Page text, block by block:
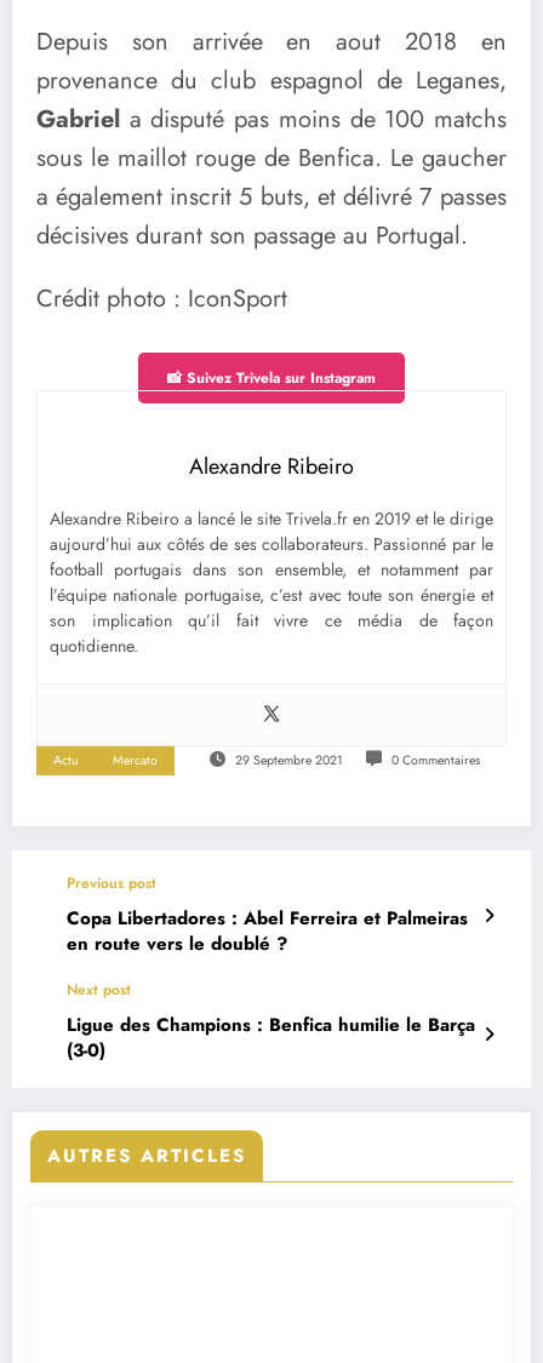
Depuis son arrivée en aout 2018 en
provenance du club espagnol de Leganes,
Gabriel a disputé pas moins de 100 matchs
sous le maillot rouge de Benfica. Le gaucher
a également inscrit 5 buts, et délivré 7 passes
décisives durant son passage au Portugal.
Crédit photo : IconSport
📸 Suivez Trivela sur Instagram
Alexandre Ribeiro
Alexandre Ribeiro a lancé le site Trivela.fr en 2019 et le dirige
aujourd’hui aux côtés de ses collaborateurs. Passionné par le
football portugais dans son ensemble, et notamment par
l’équipe nationale portugaise, c’est avec toute son énergie et
son implication qu’il fait vivre ce média de façon
quotidienne.
Actu Mercato 29 Septembre 2021 0 Commentaires
Previous post
Copa Libertadores : Abel Ferreira et Palmeiras
en route vers le doublé ?
Next post
Ligue des Champions : Benfica humilie le Barça
(3-0)
AUTRES ARTICLES